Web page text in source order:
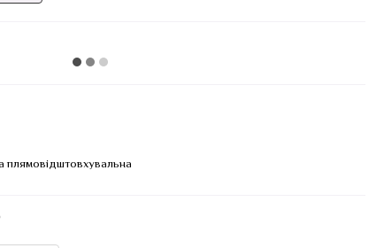
плямовідштовхувальна